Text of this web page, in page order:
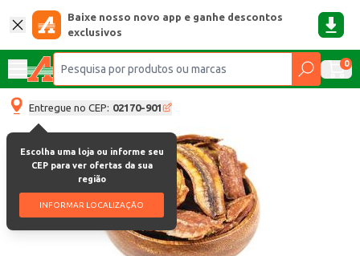
Baixe nosso novo app e ganhe descontos
exclusivos
0
Entregue no CEP: 02170-901
Escolha uma loja ou informe seu
CEP para ver ofertas da sua
região
INFORMAR LOCALIZAÇÃO